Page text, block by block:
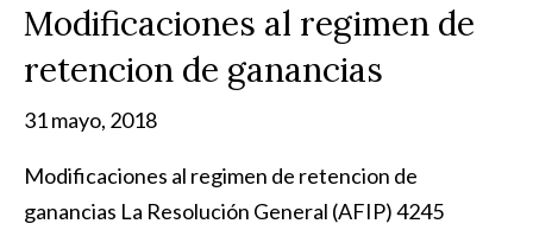
Modificaciones al regimen de
retencion de ganancias
31 mayo, 2018
Modificaciones al regimen de retencion de
ganancias La Resolución General (AFIP) 4245